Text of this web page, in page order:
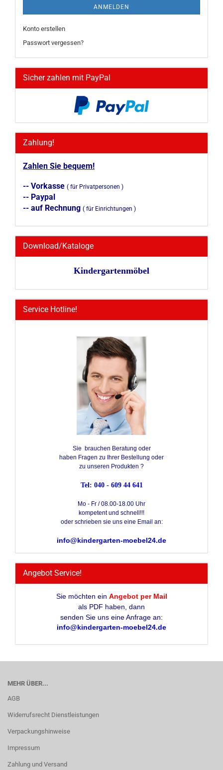
ANMELDEN
Konto erstellen
Passwort vergessen?
Sicher zahlen mit PayPal
Zahlung!
Zahlen Sie bequem!
-- Vorkasse ( für Privatpersonen )
-- Paypal
-- auf Rechnung ( für Einrichtungen )
Download/Kataloge
Kindergartenmöbel
Service Hotline!
Sie brauchen Beratung oder
haben Fragen zu Ihrer Bestellung oder
zu unseren Produkten ?
Tel: 040 - 609 44 641
Mo - Fr / 08.00-18.00 Uhr
kompetent und schnell!!!
oder schrieben sie uns eine Email an:
info@kindergarten-moebel24.de
Angebot Service!
Sie möchten ein Angebot per Mail
als PDF haben, dann
senden Sie uns eine Anfrage an:
info@kindergarten-moebel24.de
MEHR ÜBER...
AGB
Widerrufsrecht Dienstleistungen
Verpackungshinweise
Impressum
Zahlung und Versand